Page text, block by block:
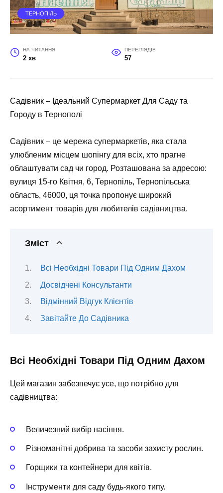
ТЕРНОПІЛЬ
НА ЧИТАННЯ
2 хв
ПЕРЕГЛЯДІВ
57
Садівник – Ідеальний Супермаркет Для Саду та
Городу в Тернополі
Садівник – це мережа супермаркетів, яка стала
улюбленим місцем шопінгу для всіх, хто прагне
облаштувати сад чи город. Розташована за адресою:
вулиця 15-го Квітня, 6, Тернопіль, Тернопільська
область, 46000, ця точка пропонує широкий
асортимент товарів для любителів садівництва.
Зміст
Всі Необхідні Товари Під Одним Дахом
Досвідчені Консультанти
Відмінний Відгук Клієнтів
Завітайте До Садівника
Всі Необхідні Товари Під Одним Дахом
Цей магазин забезпечує усе, що потрібно для
садівництва:
Величезний вибір насіння.
Різноманітні добрива та засоби захисту рослин.
Горщики та контейнери для квітів.
Інструменти для саду будь-якого типу.